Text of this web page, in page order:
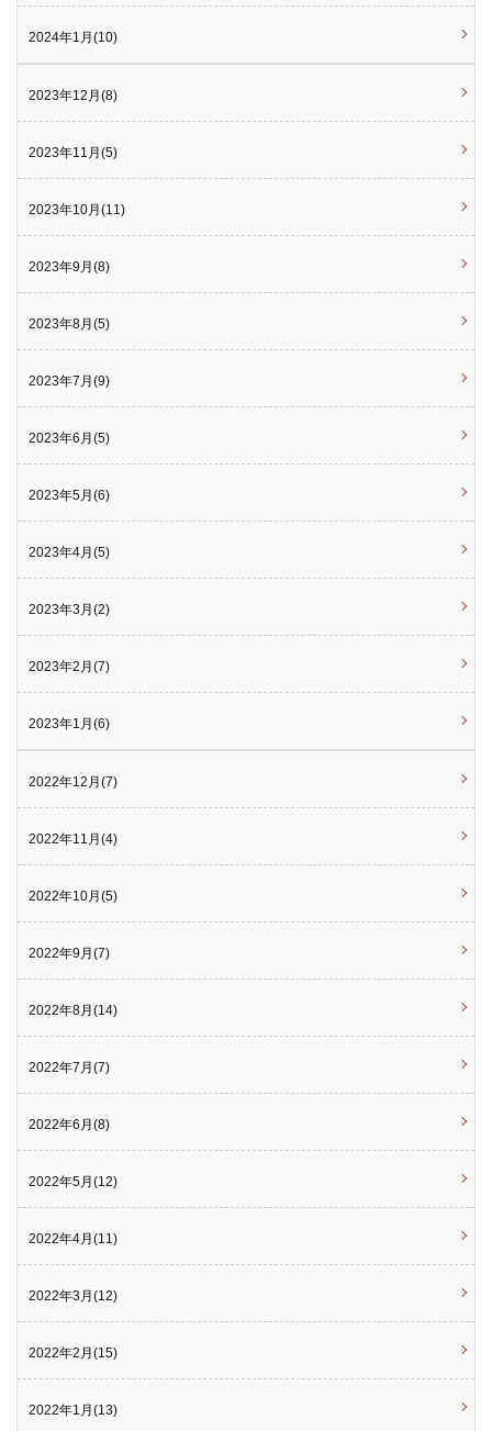
2024年1月(10)
2023年12月(8)
2023年11月(5)
2023年10月(11)
2023年9月(8)
2023年8月(5)
2023年7月(9)
2023年6月(5)
2023年5月(6)
2023年4月(5)
2023年3月(2)
2023年2月(7)
2023年1月(6)
2022年12月(7)
2022年11月(4)
2022年10月(5)
2022年9月(7)
2022年8月(14)
2022年7月(7)
2022年6月(8)
2022年5月(12)
2022年4月(11)
2022年3月(12)
2022年2月(15)
2022年1月(13)